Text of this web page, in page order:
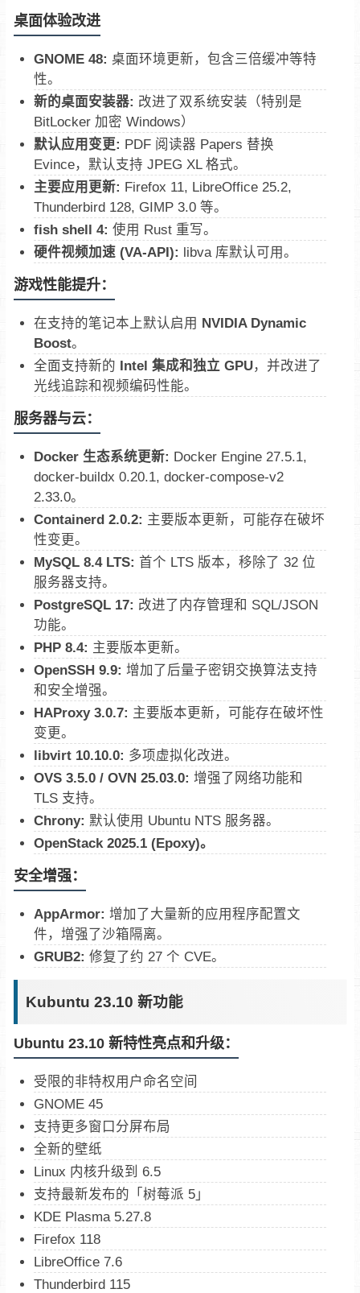
桌面体验改进
GNOME 48: 桌面环境更新，包含三倍缓冲等特
性。
新的桌面安装器: 改进了双系统安装（特别是
BitLocker 加密 Windows）
默认应用变更: PDF 阅读器 Papers 替换
Evince，默认支持 JPEG XL 格式。
主要应用更新: Firefox 11, LibreOffice 25.2,
Thunderbird 128, GIMP 3.0 等。
fish shell 4: 使用 Rust 重写。
硬件视频加速 (VA-API): libva 库默认可用。
游戏性能提升：
在支持的笔记本上默认启用 NVIDIA Dynamic
Boost。
全面支持新的 Intel 集成和独立 GPU，并改进了
光线追踪和视频编码性能。
服务器与云：
Docker 生态系统更新: Docker Engine 27.5.1,
docker-buildx 0.20.1, docker-compose-v2
2.33.0。
Containerd 2.0.2: 主要版本更新，可能存在破坏
性变更。
MySQL 8.4 LTS: 首个 LTS 版本，移除了 32 位
服务器支持。
PostgreSQL 17: 改进了内存管理和 SQL/JSON
功能。
PHP 8.4: 主要版本更新。
OpenSSH 9.9: 增加了后量子密钥交换算法支持
和安全增强。
HAProxy 3.0.7: 主要版本更新，可能存在破坏性
变更。
libvirt 10.10.0: 多项虚拟化改进。
OVS 3.5.0 / OVN 25.03.0: 增强了网络功能和
TLS 支持。
Chrony: 默认使用 Ubuntu NTS 服务器。
OpenStack 2025.1 (Epoxy)。
安全增强：
AppArmor: 增加了大量新的应用程序配置文
件，增强了沙箱隔离。
GRUB2: 修复了约 27 个 CVE。
Kubuntu 23.10 新功能
Ubuntu 23.10 新特性亮点和升级：
受限的非特权用户命名空间
GNOME 45
支持更多窗口分屏布局
全新的壁纸
Linux 内核升级到 6.5
支持最新发布的「树莓派 5」
KDE Plasma 5.27.8
Firefox 118
LibreOffice 7.6
Thunderbird 115